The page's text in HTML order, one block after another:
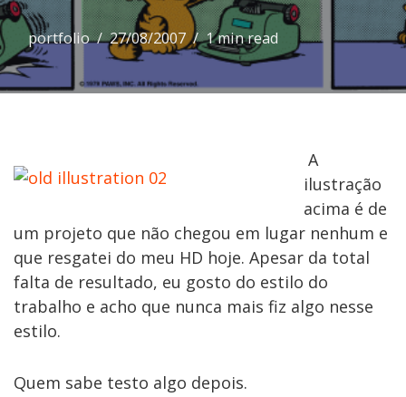
portfolio 27/08/2007 1 min read
A
ilustração
acima é de
um projeto que não chegou em lugar nenhum e
que resgatei do meu HD hoje. Apesar da total
falta de resultado, eu gosto do estilo do
trabalho e acho que nunca mais fiz algo nesse
estilo.
Quem sabe testo algo depois.